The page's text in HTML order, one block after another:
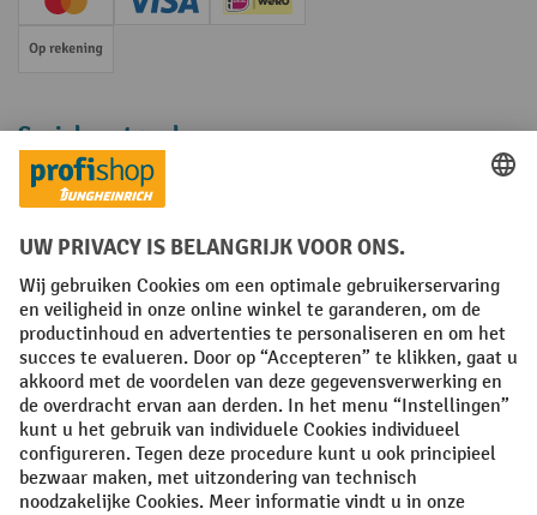
Creditcard (Master)Creditcard (Visa)iDEAL | Wero
Op rekening
Sociale netwerken
Facebook
YouTube
LinkedInInstagram
Algemene leveringsvoorwaarden Copyright
Privacyverklaring Privacy Instellingen
All prices excl. VAT plusshipping costs and possible delivery charges,
if not stated otherwise.
¹ De korting is geldig zolang de voorraad strekt. De korting is niet van
toepassing op speciale prijzen. Een combinatie met andere